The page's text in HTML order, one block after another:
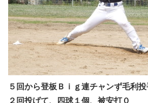
５回から登板Ｂｉｇ連チャンず毛利
２回投げて、四球１個、被安打０